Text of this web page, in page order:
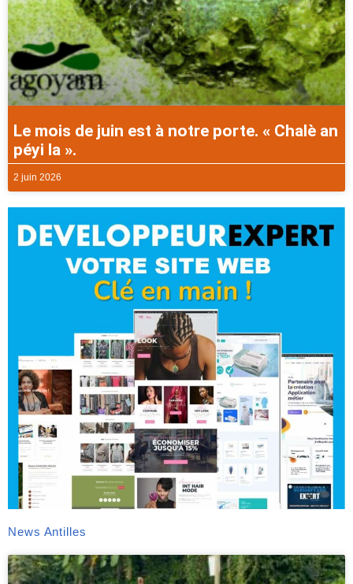
Le mois de juin est à notre porte. « Chalè an
péyi la ».
2 juin 2026
News Antilles